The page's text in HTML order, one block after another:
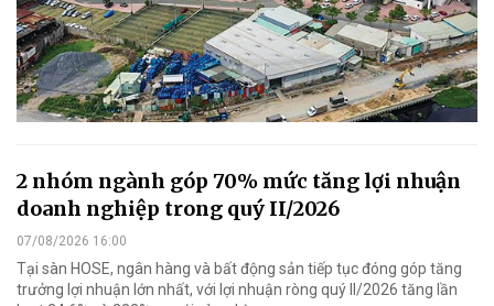
2 nhóm ngành góp 70% mức tăng lợi nhuận
doanh nghiệp trong quý II/2026
07/08/2026 16:00
Tại sàn HOSE, ngân hàng và bất động sản tiếp tục đóng góp tăng
trưởng lợi nhuận lớn nhất, với lợi nhuận ròng quý II/2026 tăng lần